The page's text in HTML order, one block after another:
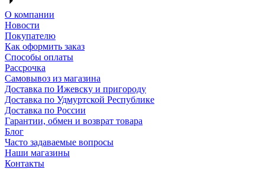
О компании
Новости
Покупателю
Как оформить заказ
Способы оплаты
Рассрочка
Самовывоз из магазина
Доставка по Ижевску и пригороду
Доставка по Удмуртской Республике
Доставка по России
Гарантии, обмен и возврат товара
Блог
Часто задаваемые вопросы
Наши магазины
Контакты